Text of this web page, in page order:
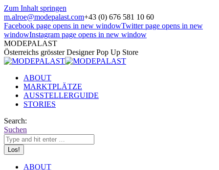
Zum Inhalt springen
m.alroe@modepalast.com+43 (0) 676 581 10 60
Facebook page opens in new windowTwitter page opens in new
windowInstagram page opens in new window
MODEPALAST
Österreichs grösster Designer Pop Up Store
ABOUT
MARKTPLÄTZE
AUSSTELLERGUIDE
STORIES
Search:
Suchen
ABOUT